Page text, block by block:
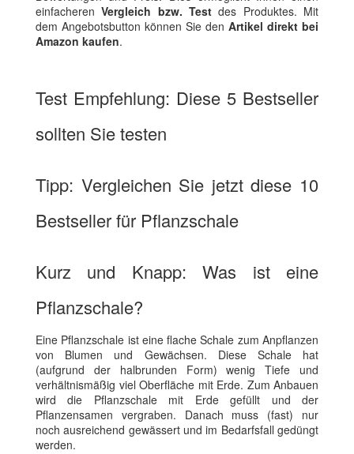
einfacherenVergleich bzw. Test des Produktes. Mit
dem Angebotsbutton können Sie den Artikel direkt bei
Amazon kaufen.
Test Empfehlung: Diese 5 Bestseller
sollten Sie testen
Tipp: Vergleichen Sie jetzt diese 10
Bestseller für Pflanzschale
Kurz und Knapp: Was ist eine
Pflanzschale?
Eine Pflanzschale ist eine flache Schale zum Anpflanzen
von Blumen und Gewächsen. Diese Schale hat
(aufgrund der halbrunden Form) wenig Tiefe und
verhältnismäßig viel Oberfläche mit Erde. Zum Anbauen
wird die Pflanzschale mit Erde gefüllt und der
Pflanzensamen vergraben. Danach muss (fast) nur
noch ausreichend gewässert und im Bedarfsfall gedüngt
werden.